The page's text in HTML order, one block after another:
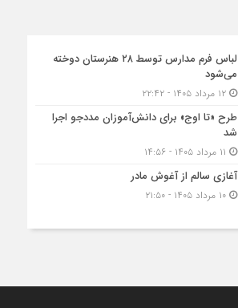
لباس فرم مدارس توسط ۲۸ هنرستان‌ دوخته
می‌شود
۱۲ مرداد ۱۴۰۵ - ۲۲:۴۲
طرح «تا اوج» برای دانش‌آموزان مددجو اجرا
شد
آغازی سالم از آغوش مادر
۱۰ مرداد ۱۴۰۵ - ۲۱:۵۰